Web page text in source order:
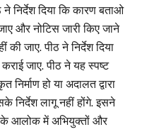
निर्देश दिया कि कारण बताओ
और नोटिस जारी किए जाने
जाए. पीठ ने निर्देश दिया
कराई जाए. पीठ ने यह स्पष्ट
हो या अदालत द्वारा
निर्देश लागू नहीं होंगे. इसने
के आलोक में अभियुक्तों और